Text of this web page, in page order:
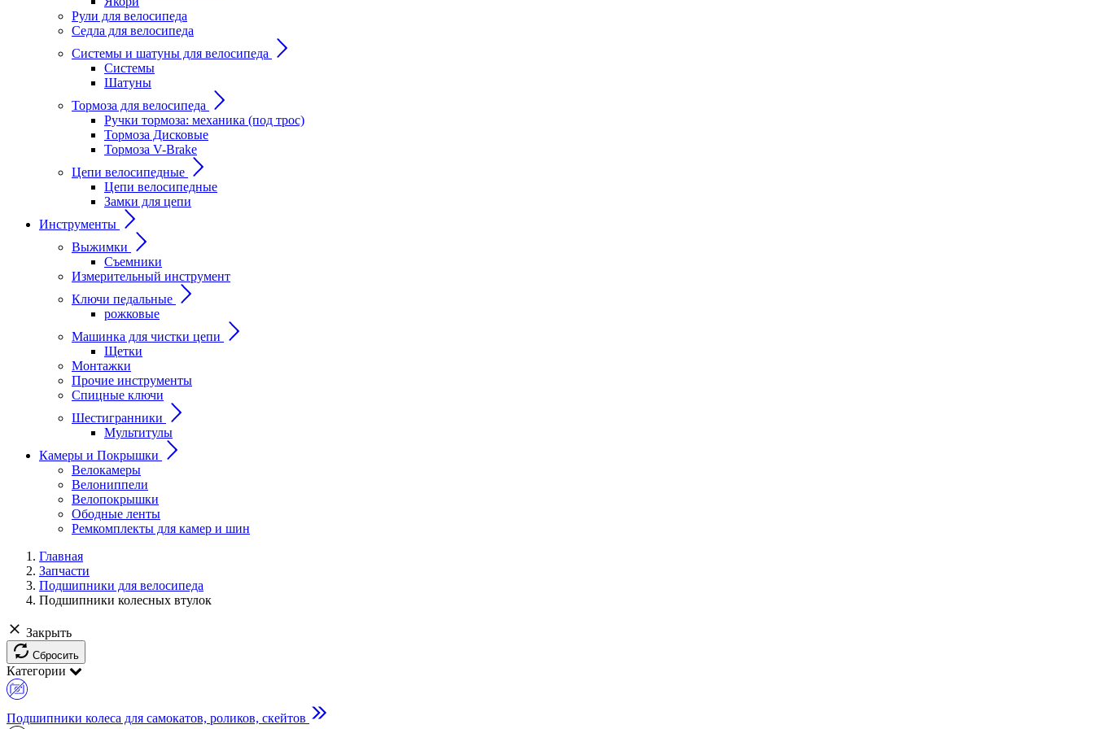
Рули для велосипеда
Седла для велосипеда
Системы и шатуны для велосипеда
Системы
Шатуны
Тормоза для велосипеда
Ручки тормоза: механика (под трос)
Тормоза Дисковые
Тормоза V-Brake
Цепи велосипедные
Цепи велосипедные
Замки для цепи
Инструменты
Выжимки
Съемники
Измерительный инструмент
Ключи педальные
рожковые
Машинка для чистки цепи
Щетки
Монтажки
Прочие инструменты
Спицные ключи
Шестигранники
Мультитулы
Камеры и Покрышки
Велокамеры
Велониппели
Велопокрышки
Ободные ленты
Ремкомплекты для камер и шин
Главная
Запчасти
Подшипники для велосипеда
Подшипники колесных втулок
Закрыть
Сбросить
Категории
Подшипники колеса для самокатов, роликов, скейтов